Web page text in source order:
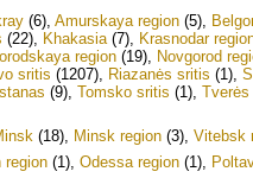
(6), Amurskaya region (5),
(22), Khakasia(7), Krasnodar
region (19), Novgorod
sritis (1207), Riazanės sritis (1),
(9), Tomsko sritis (1), Tverės
(18), Minsk region (3), Vitebsk
region (1), Odessa region (1),